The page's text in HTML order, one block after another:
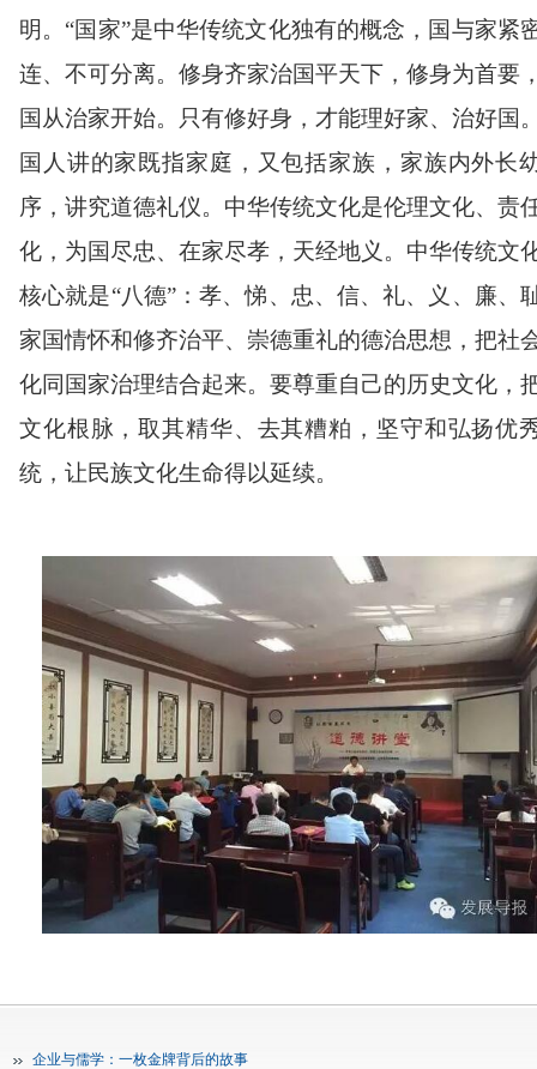
明。 “国家”是中华传统文化独有的概念，国与家紧
连、不可分离。修身齐家治国平天下，修身为首要
国从治家开始。只有修好身，才能理好家、治好国
国人讲的家既指家庭，又包括家族，家族内外长
序，讲究道德礼仪。中华传统文化是伦理文化、责
化，为国尽忠、在家尽孝，天经地义。中华传统文
核心就是“八德”：孝、悌、忠、信、礼、义、廉、
家国情怀和修齐治平、崇德重礼的德治思想，把社
化同国家治理结合起来。要尊重自己的历史文化，
文化根脉，取其精华、去其糟粕，坚守和弘扬优
统，让民族文化生命得以延续。
企业与儒学：一枚金牌背后的故事